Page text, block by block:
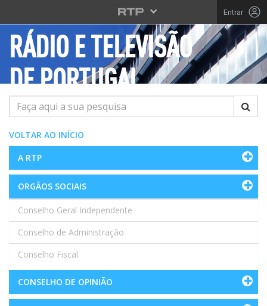
Saltar para o conteúdo principal
Entrar
RÁDIO E TELEVISÃO
DE PORTUGAL
Pesquisar
VOLTAR AO INÍCIO
A RTP
ORGÃOS SOCIAIS
Conselho Geral Independente
Conselho de Administração
Conselho Fiscal
CONSELHO DE OPINIÃO